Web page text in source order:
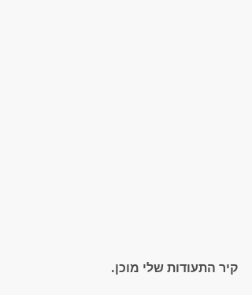
קיר התעודות שלי מוכן.